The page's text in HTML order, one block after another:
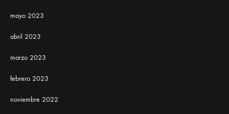
mayo 2023
abril 2023
marzo 2023
febrero 2023
noviembre 2022